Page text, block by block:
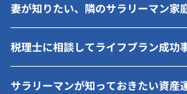
妻が知りたい、隣のサラリーマン家
税理士に相談してライフプラン成功
サラリーマンが知っておきたい資産